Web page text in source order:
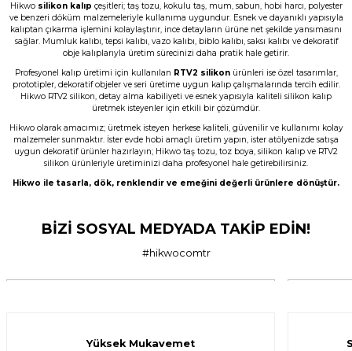
Çok başarılı gerçekten.
N... E... | 01/06/2026
Ürün çok güzel hediye için teşekkür
ederim
Firmanın hizmet ve iletişiminden
memnunum
A... G... | 21/04/2026
Taş tozu rengi ve dokusu çok güzel ,
Hikwo silikon kalıp çeşitleri; taş tozu, kokulu taş, mum, sabun, hobi harcı, polyester
ve benzeri döküm malzemeleriyle kullanıma uygundur. Esnek ve dayanıklı yapısıyla
kalıptan çıkarma işlemini kolaylaştırır, ince detayların ürüne net şekilde yansımasını
sağlar. Mumluk kalıbı, tepsi kalıbı, vazo kalıbı, biblo kalıbı, saksı kalıbı ve dekoratif
obje kalıplarıyla üretim sürecinizi daha pratik hale getirir.
Profesyonel kalıp üretimi için kullanılan RTV2 silikonürünleri ise özel tasarımlar,
prototipler, dekoratif objeler ve seri üretime uygun kalıp çalışmalarında tercih edilir.
Hikwo RTV2 silikon, detay alma kabiliyeti ve esnek yapısıyla kaliteli silikon kalıp
üretmek isteyenler için etkili bir çözümdür.
Hikwo olarak amacımız; üretmek isteyen herkese kaliteli, güvenilir ve kullanımı kolay
malzemeler sunmaktır. İster evde hobi amaçlı üretim yapın, ister atölyenizde satışa
uygun dekoratif ürünler hazırlayın; Hikwo taş tozu, toz boya, silikon kalıp ve RTV2
silikon ürünleriyle üretiminizi daha profesyonel hale getirebilirsiniz.
Hikwo ile tasarla, dök, renklendir ve emeğini değerli ürünlere dönüştür.
BİZİ SOSYAL MEDYADA TAKİP EDİN!
#hikwocomtr
Yüksek Mukavemet